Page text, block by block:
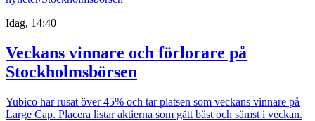
Idag, 14:40
Veckans vinnare och förlorare på
Stockholmsbörsen
Yubico har rusat över 45% och tar platsen som veckans vinnare på
Large Cap. Placera listar aktierna som gått bäst och sämst i veckan.